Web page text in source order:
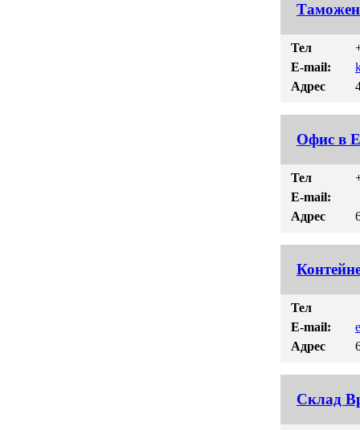
Тел
E-mail:
Адрес
Офис в
Тел
E-mail:
Адрес
Тел
E-mail:
Адрес
Cклад